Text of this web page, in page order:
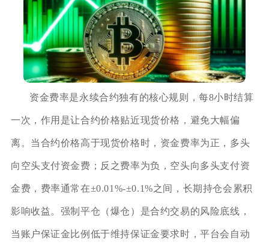
资金费率是永续合约独有的核心规则，每8小时结算
一次，作用是让合约价格贴近现货价格，避免大幅偏
离。当合约价格高于现货价格时，资金费率为正，多头
向空头支付资金费；反之费率为负，空头向多头支付资
金费，费率通常在±0.01%-±0.1%之间，长期持仓会累积
影响收益。强制平仓（爆仓）是合约交易的风险底线，
当账户保证金比例低于维持保证金要求时，平台会自动